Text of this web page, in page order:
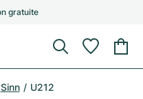
gratuite
Sinn U212